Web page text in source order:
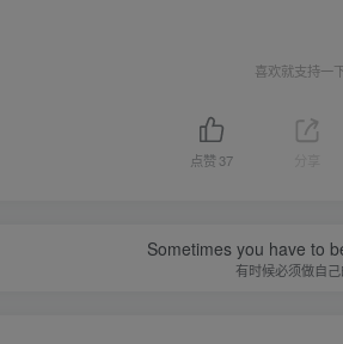
喜欢就支持一
点赞37
Sometimes you have to
有时候必须做自